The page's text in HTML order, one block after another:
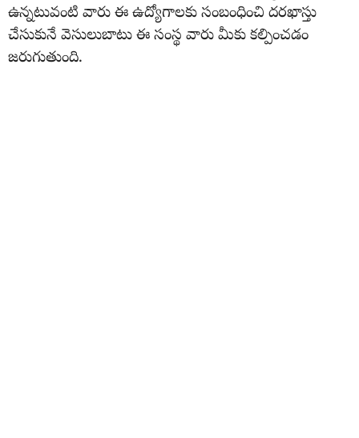
ఉన్నటువంటి వారు ఈ ఉద్యోగాలకు సంబంధించి దరఖాస్తు
చేసుకునే వెసులుబాటు ఈ సంస్థ వారు మీకు కల్పించడం
జరుగుతుంది.